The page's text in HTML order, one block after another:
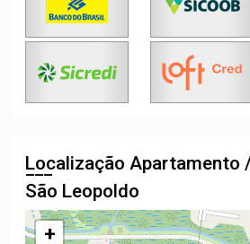
Localização Apartamento
São Leopoldo
+